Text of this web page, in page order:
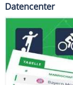
Datencenter